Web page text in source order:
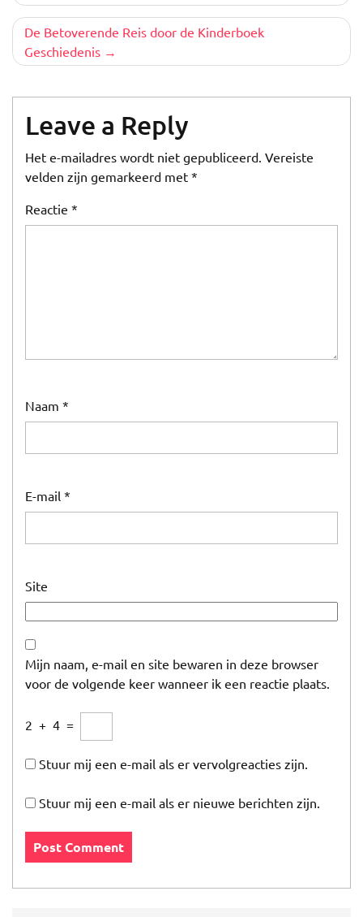
De Betoverende Reis door de Kinderboek
Geschiedenis
Leave a Reply
Het e-mailadres wordt niet gepubliceerd. Vereiste
velden zijn gemarkeerd met *
Reactie *
Naam *
E-mail *
Site
Mijn naam, e-mail en site bewaren in deze browser
voor de volgende keer wanneer ik een reactie plaats.
2 + 4 =
Stuur mij een e-mail als er vervolgreacties zijn.
Stuur mij een e-mail als er nieuwe berichten zijn.